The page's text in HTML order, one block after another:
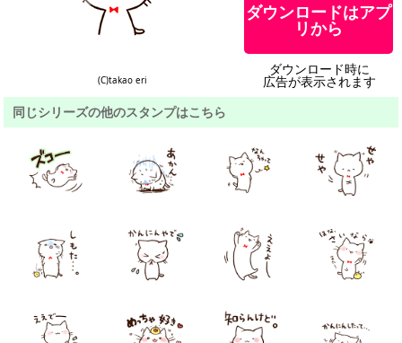
(C)takao eri
ダウンロードはアプ
リから
ダウンロード時に
広告が表示されます
同じシリーズの他のスタンプはこちら